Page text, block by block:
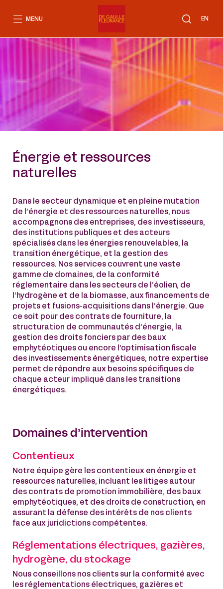
EN
MENU
Énergie et ressources
naturelles
Dans le secteur dynamique et en pleine mutation
de l’énergie et des ressources naturelles, nous
accompagnons des entreprises, des investisseurs,
des institutions publiques et des acteurs
spécialisés dans les énergies renouvelables, la
transition énergétique, et la gestion des
ressources. Nos services couvrent une vaste
gamme de domaines, de la conformité
réglementaire dans les secteurs de l’éolien, de
l’hydrogène et de la biomasse, aux financements de
projets et fusions-acquisitions dans l’énergie. Que
ce soit pour des contrats de fourniture, la
structuration de communautés d’énergie, la
gestion des droits fonciers par des baux
emphytéotiques ou encore l’optimisation fiscale
des investissements énergétiques, notre expertise
permet de répondre aux besoins spécifiques de
chaque acteur impliqué dans les transitions
énergétiques.
Domaines d’intervention
Contentieux
Notre équipe gère les contentieux en énergie et
ressources naturelles, incluant les litiges autour
des contrats de promotion immobilière, des baux
emphytéotiques, et des droits de construction, en
assurant la défense des intérêts de nos clients
face aux juridictions compétentes.
Réglementations électriques, gazières,
hydrogène, du stockage
Nous conseillons nos clients sur la conformité avec
les réglementations électriques, gazières et